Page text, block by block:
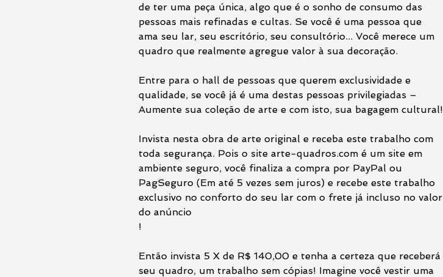
de ter uma peça única, algo que é o sonho de consumo das
pessoas mais refinadas e cultas. Se você é uma pessoa que
ama seu lar, seu escritório, seu consultório... Você merece um
quadro que realmente agregue valor à sua decoração.
Entre para o hall de pessoas que querem exclusividade e
qualidade, se você já é uma destas pessoas privilegiadas –
Aumente sua coleção de arte e com isto, sua bagagem cultural!
Invista nesta obra de arte original e receba este trabalho com
toda segurança. Pois o site arte-quadros.com é um site em
ambiente seguro, você finaliza a compra por PayPal ou
PagSeguro (Em até 5 vezes sem juros) e recebe este trabalho
exclusivo no conforto do seu lar com o frete já incluso no valor
do anúncio
!
Então invista 5 X de R$ 140,00 e tenha a certeza que receberá
seu quadro, um trabalho sem cópias! Imagine você vestir uma